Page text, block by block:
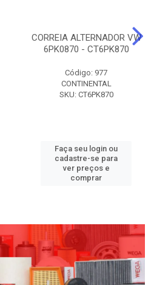
CORREIA ALTERNADOR VW
6PK0870 - CT6PK870
Código: 977
CONTINENTAL
SKU: CT6PK870
Faça seu login ou
cadastre-se para
ver preços e
comprar